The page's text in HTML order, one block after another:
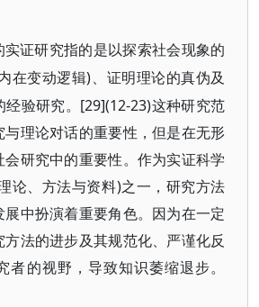
实证研究指的是以探索社会现象的
在变动逻辑)、证明理论的真伪及
经验研究。[29](12-23)这种研究范
理论对话的重要性，但是在无形
研究中的重要性。作为实证科学
论、方法与资料)之一，研究方法
中扮演着重要角色。因为在一定
法的进步及其规范化、严谨化反
者的视野，导致知识萎缩退步。